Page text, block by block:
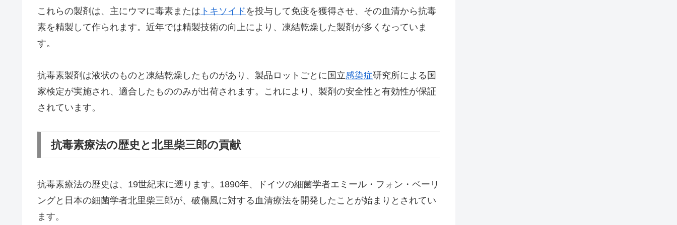
これらの製剤は、主にウマに毒素または トキソイド を投与して免疫を獲得させ、その血清から抗毒
素を精製して作られます。近年では精製技術の向上により、凍結乾燥した製剤が多くなっていま
す。
抗毒素製剤は液状のものと凍結乾燥したものがあり、製品ロットごとに国立感染症研究所による国
家検定が実施され、適合したもののみが出荷されます。これにより、製剤の安全性と有効性が保証
されています。
抗毒素療法の歴史と北里柴三郎の貢献
抗毒素療法の歴史は、19世紀末に遡ります。1890年、ドイツの細菌学者エミール・フォン・ベーリ
ングと日本の細菌学者北里柴三郎が、破傷風に対する血清療法を開発したことが始まりとされてい
ます。